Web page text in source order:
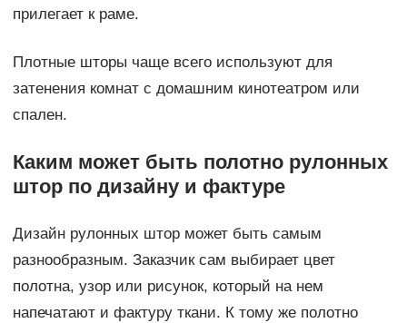
прилегает к раме.
Плотные шторы чаще всего используют для
затенения комнат с домашним кинотеатром или
спален.
Каким может быть полотно рулонных
штор по дизайну и фактуре
Дизайн рулонных штор может быть самым
разнообразным. Заказчик сам выбирает цвет
полотна, узор или рисунок, который на нем
напечатают и фактуру ткани. К тому же полотно